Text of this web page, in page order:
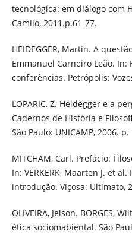
tecnológica: em diálogo com
Camilo, 2011.p.61-77.
HEIDEGGER, Martin. A
Emmanuel Carneiro Leão. In:
conferências. Petrópolis:
LOPARIC, Z. Heidegger e a
Cadernos de História e
São Paulo: UNICAMP, 2006. p.
MITCHAM, Carl. Prefácio:
In: VERKERK, Maarten J. et
introdução. Viçosa: Ultimato,
OLIVEIRA, Jelson. BORGES,
ética sociomabiental. São